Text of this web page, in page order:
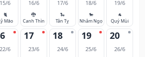
15/6
🐈
Mão
16/6
🐉
Canh Thìn
17/6
🐍
Tân Tỵ
18/6
🐎
Nhâm Ngọ
19/6
🐐
Quý Mùi
22/6
17
23/6
18
24/6
19
25/6
20
26/6